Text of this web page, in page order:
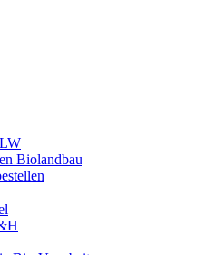
Biolandbau